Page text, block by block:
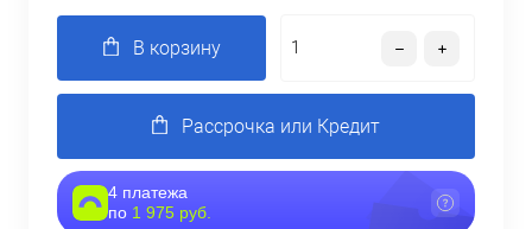
В корзину
Рассрочка или Кредит
4 платежа
по 1 975 руб.